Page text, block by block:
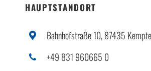
HAUPTSTANDORT
Bahnhofstraße 10, 87435
+49 831 960665 0